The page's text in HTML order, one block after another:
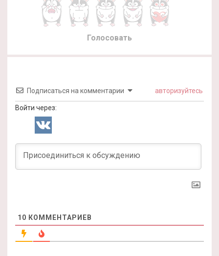
Голосовать
Подписаться на комментарии авторизуйтесь
Войти через:
10 КОММЕНТАРИЕВ